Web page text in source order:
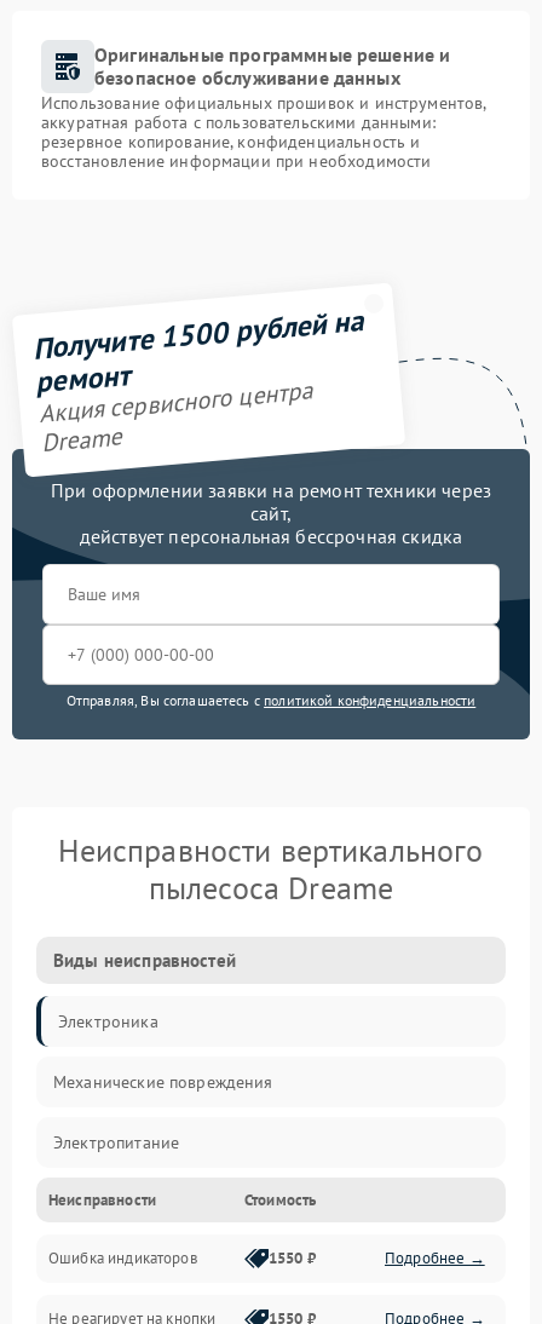
Оригинальные программные решение и
безопасное обслуживание данных
Использование официальных прошивок и инструментов,
аккуратная работа с пользовательскими данными:
резервное копирование, конфиденциальность и
восстановление информации при необходимости
Получите 1500 рублей на
ремонт
Акция сервисного центра
Dreame
При оформлении заявки на ремонт техники через
сайт,
действует персональная бессрочная скидка
Отправляя, Вы соглашаетесь с политикой конфиденциальности
Неисправности вертикального
пылесоса Dreame
Виды неисправностей
Электроника
Механические повреждения
Электропитание
Механика
Аккумулятор
Неисправности Стоимость
Ошибка индикаторов 1550 ₽ Подробнее →
Не реагирует на кнопки 1550 ₽ Подробнее →